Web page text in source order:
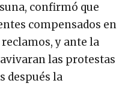
confirmó que
compensados en
y ante la
las protestas
después la